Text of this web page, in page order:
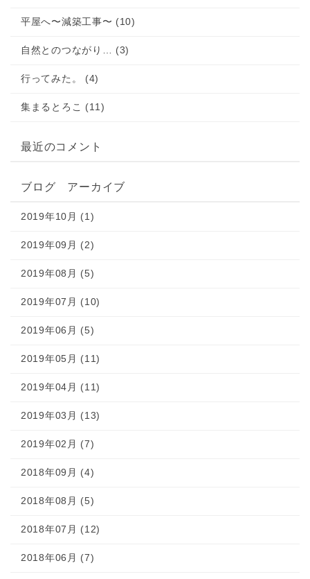
平屋へ〜減築工事〜 (10)
自然とのつながり… (3)
行ってみた。 (4)
集まるとろこ (11)
最近のコメント
ブログ アーカイブ
2019年10月 (1)
2019年09月 (2)
2019年08月 (5)
2019年07月 (10)
2019年06月 (5)
2019年05月 (11)
2019年04月 (11)
2019年03月 (13)
2019年02月 (7)
2018年09月 (4)
2018年08月 (5)
2018年07月 (12)
2018年06月 (7)